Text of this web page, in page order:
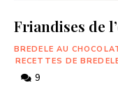
Friandises de
BREDELE AU
RECETTES DE
9